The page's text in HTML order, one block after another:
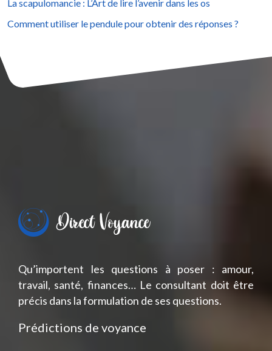
La scapulomancie : L’Art de lire l’avenir dans les os
Comment utiliser le pendule pour obtenir des réponses ?
Qu’importent les questions à poser : amour,
travail, santé, finances… Le consultant doit être
précis dans la formulation de ses questions.
Prédictions de voyance